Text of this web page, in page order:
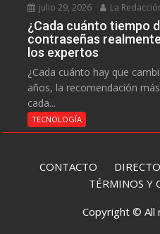
julio 29, 2026 La
¿Cada cuánto tiempo
contraseñas
los expertos
¿Cada cuánto hay que
años, la recomendación
cada...
TECNOLOGÍA
CONTACTO
TÉRMINOS Y
Copyright © All